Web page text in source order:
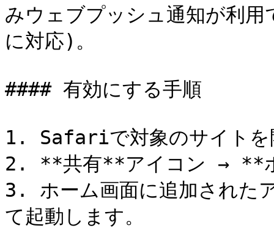
みウェブプッシュ通知が利
に対応)。
#### 有効にする手順
1. Safariで対象のサイトを
2. **共有**アイコン → **
3. ホーム画面に追加された
て起動します。